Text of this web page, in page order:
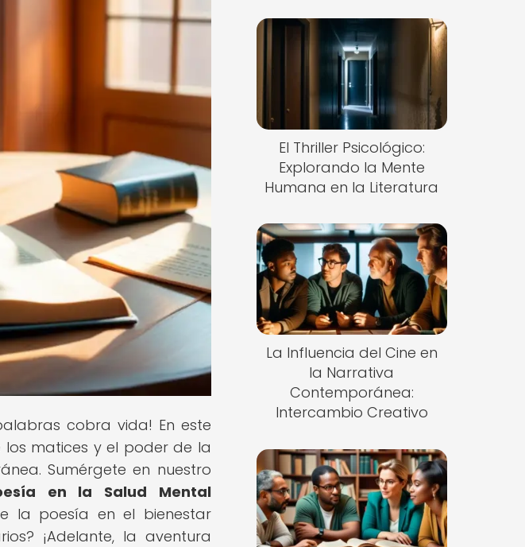
cobra vida! En este
matices y el poder de la
Sumérgete en nuestro
en la Salud Mental
la poesía en el bienestar
¡Adelante, la aventura
El Thriller Psicológico:
Explorando la Mente
Humana en la Literatura
La Influencia del Cine en
la Narrativa
Contemporánea:
Intercambio Creativo